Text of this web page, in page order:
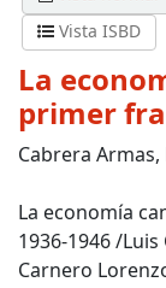
Vista ISBD
La
primer
Cabrera
La economía
1936-1946 /
Carnero